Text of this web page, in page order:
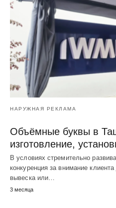
НАРУЖНАЯ РЕКЛАМА
Объёмные буквы в
изготовление,
В условиях стремительно
конкуренция за внимание
вывеска или…
3 месяца